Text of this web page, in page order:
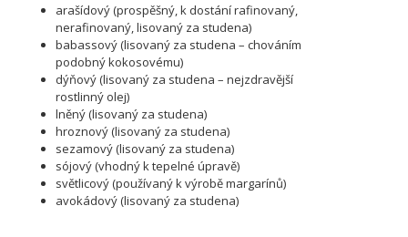
arašídový (prospěšný, k dostání rafinovaný,
nerafinovaný, lisovaný za studena)
babassový (lisovaný za studena – chováním
podobný kokosovému)
dýňový (lisovaný za studena – nejzdravější
rostlinný olej)
lněný (lisovaný za studena)
hroznový (lisovaný za studena)
sezamový (lisovaný za studena)
sójový (vhodný k tepelné úpravě)
světlicový (používaný k výrobě margarínů)
avokádový (lisovaný za studena)